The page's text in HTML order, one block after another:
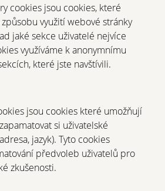
cookies jsou cookies, které
využití webové stránky
jaké sekce uživatelé nejvíce
využíváme k anonymnímu
které jste navštívili.
jsou cookies které umožňují
si uživatelské
jazyk). Tyto cookies
předvoleb uživatelů pro
zkušenosti.